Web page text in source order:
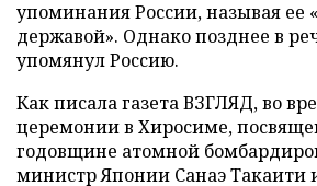
упоминания России, называя ее
державой». Однако позднее в
упомянул Россию.
Как писала газета ВЗГЛЯД, во
церемонии в Хиросиме,
годовщине атомной
министр Японии Санаэ Такаити